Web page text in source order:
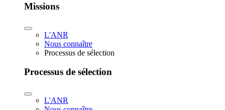
Missions
L'ANR
Nous connaître
Processus de sélection
Processus de sélection
L'ANR